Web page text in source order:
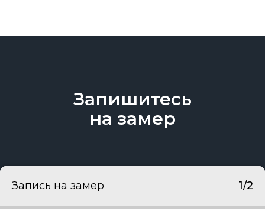
Запишитесь
на замер
Запись на замер 1/2